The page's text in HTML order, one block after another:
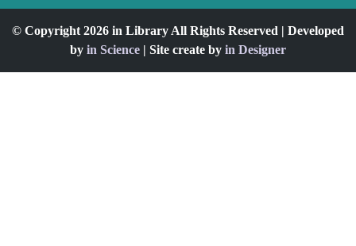
© Copyright 2026 in Library All Rights Reserved | Developed
by in Science | Site create by in Designer